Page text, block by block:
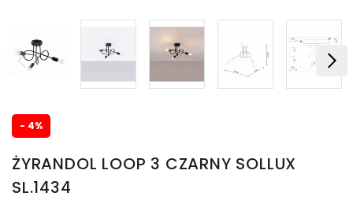
- 4%
ŻYRANDOL LOOP 3 CZARNY SOLLUX
SL.1434